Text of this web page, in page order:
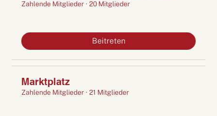
Zahlende Mitglieder · 20 Mitglieder
Beitreten
Marktplatz
Zahlende Mitglieder · 21 Mitglieder